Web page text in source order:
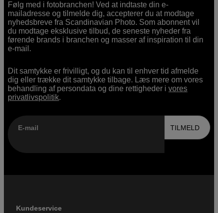
Følg med i fotobranchen! Ved at indtaste din e-
mailadresse og tilmelde dig, accepterer du at modtage
nyhedsbreve fra Scandinavian Photo. Som abonnent vil
du modtage eksklusive tilbud, de seneste nyheder fra
førende brands i branchen og masser af inspiration til din
e-mail.
Dit samtykke er frivilligt, og du kan til enhver tid afmelde
dig eller trække dit samtykke tilbage. Læs mere om vores
behandling af persondata og dine rettigheder ivores
privatlivspolitik.
E-mail TILMELD
Kundeservice